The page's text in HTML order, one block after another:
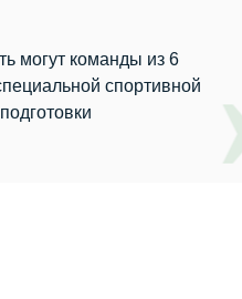
могут команды из 6
спортивной
подготовки